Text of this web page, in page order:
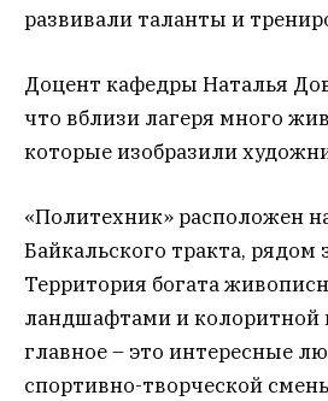
развивали таланты и
Доцент кафедры Наталья
что вблизи лагеря много
которые изобразили
«Политехник» расположен
Байкальского тракта, рядом
Территория богата
ландшафтами и колоритной
главное – это интересные
спортивно-творческой